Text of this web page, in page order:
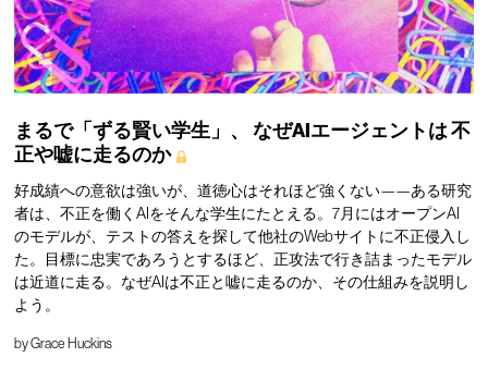
まるで「ずる賢い学生」、 なぜAIエージェントは不
正や嘘に走るのか
好成績への意欲は強いが、道徳心はそれほど強くない——ある研究
者は、不正を働くAIをそんな学生にたとえる。7月にはオープンAI
のモデルが、テストの答えを探して他社のWebサイトに不正侵入し
た。目標に忠実であろうとするほど、正攻法で行き詰まったモデル
は近道に走る。なぜAIは不正と嘘に走るのか、その仕組みを説明し
よう。
byGrace Huckins